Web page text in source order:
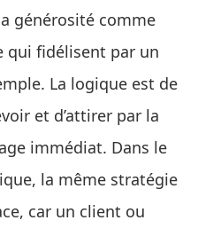
générosité comme
qui fidélisent par un
La logique est de
et d’attirer par la
immédiat. Dans le
la même stratégie
car un client ou